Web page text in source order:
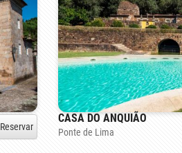
Reservar
CASA DO ANQUIÃO
Ponte de Lima